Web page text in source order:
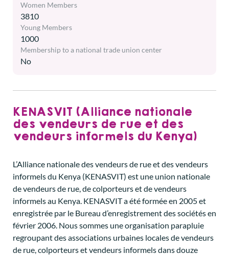
3810
Women Members
1000
Young Members
No
Membership to a national trade union center
KENASVIT (Alliance nationale
des vendeurs de rue et des
vendeurs informels du Kenya)
L’Alliance nationale des vendeurs de rue et des vendeurs
informels du Kenya (KENASVIT) est une union nationale
de vendeurs de rue, de colporteurs et de vendeurs
informels au Kenya. KENASVIT a été formée en 2005 et
enregistrée par le Bureau d’enregistrement des sociétés en
février 2006. Nous sommes une organisation parapluie
regroupant des associations urbaines locales de vendeurs
de rue, colporteurs et vendeurs informels dans douze